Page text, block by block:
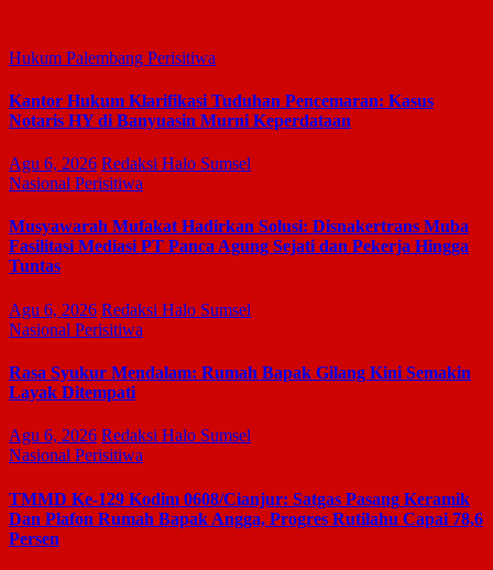
Hukum Palembang Perisitiwa
Kantor Hukum Klarifikasi Tuduhan Pencemaran: Kasus
Notaris HY di Banyuasin Murni Keperdataan
Agu 6, 2026 Redaksi Halo Sumsel
Nasional Perisitiwa
Musyawarah Mufakat Hadirkan Solusi: Disnakertrans Muba
Fasilitasi Mediasi PT Panca Agung Sejati dan Pekerja Hingga
Tuntas
Agu 6, 2026 Redaksi Halo Sumsel
Nasional Perisitiwa
Rasa Syukur Mendalam: Rumah Bapak Gilang Kini Semakin
Layak Ditempati
Agu 6, 2026 Redaksi Halo Sumsel
Nasional Perisitiwa
TMMD Ke-129 Kodim 0608/Cianjur: Satgas Pasang Keramik
Dan Plafon Rumah Bapak Angga, Progres Rutilahu Capai 78,6
Persen